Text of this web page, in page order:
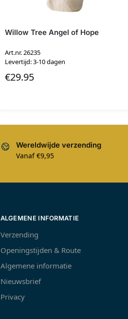
Willow Tree Angel of Hope
Art.nr. 26235
Levertijd: 3-10 dagen
€29.95
Wereldwijde verzending
Vanaf €9,95
ALGEMENE INFORMATIE
Verzending
Openingstijden & Route
Algemene informatie
Nieuwsbrief
Privacy